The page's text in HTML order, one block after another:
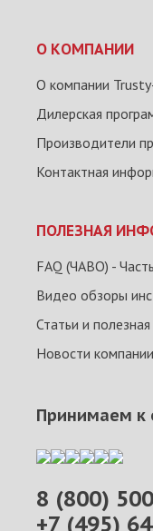
О КОМПАНИИ
О компании
Дилерская
Производители
Контактная
ПОЛЕЗНАЯ
FAQ (ЧАВО) -
Видео обзоры
Статьи и
Новости компании
8 (800)
+7 (495)
Принимаем к